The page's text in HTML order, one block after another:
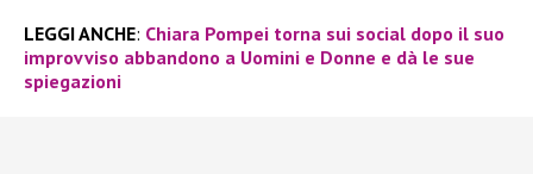
LEGGI ANCHE: Chiara Pompei torna sui social dopo il suo
improvviso abbandono a Uomini e Donne e dà le sue
spiegazioni